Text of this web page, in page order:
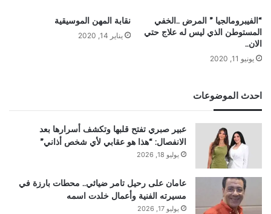
“الفيبرومالجيا ” المرض ..الخفي
المستوطن الذي ليس له علاج حتي
الان..
يونيو 11, 2020
نقابة المهن الموسيقية
يناير 14, 2020
احدث الموضوعات
عبير صبري تفتح قلبها وتكشف أسرارها بعد
الانفصال: “هذا هو عقابي لأي شخص أذاني”
يوليو 18, 2026
عامان على رحيل تامر ضيائي.. محطات بارزة في
مسيرته الفنية وأعمال خلدت اسمه
يوليو 17, 2026